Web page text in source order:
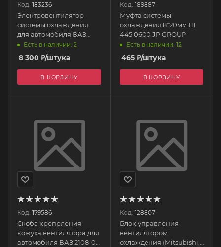
Код: 183236
Электровентилятор
системы охлаждения
для автомобиля ВАЗ
21214 в сборе с кожухом
21214-1300024-41
АвтоВАЗ
Есть в наличии: 2
8 300 ₽/штука
В КОРЗИНУ
Код: 189887
Муфта системы
охлаждения 8*20мм 111
445 0600 JP GROUP
Есть в наличии: 12
465₽/штука
В КОРЗИНУ
Код: 179586
Скоба крепрления
кожуха вентилятора для
автомобиля ВАЗ 2108-09
Код: 128807
Блок управления
вентилятором
охлаждения (Mitsubishi,